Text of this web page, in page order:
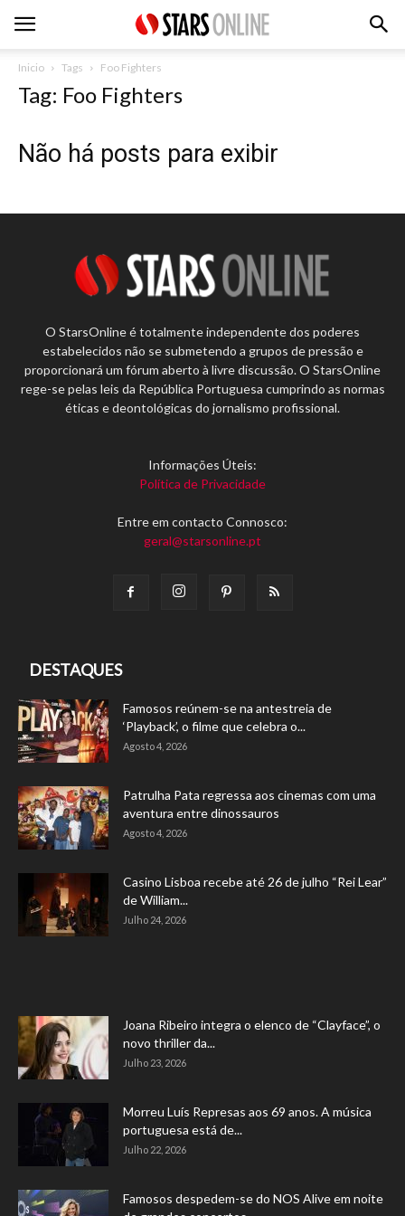
Inicio Tags Foo Fighters
Tag: Foo Fighters
Não há posts para exibir
O StarsOnline é totalmente independente dos poderes
estabelecidos não se submetendo a grupos de pressão e
proporcionará um fórum aberto à livre discussão. O StarsOnline
rege-se pelas leis da República Portuguesa cumprindo as normas
éticas e deontológicas do jornalismo profissional.
Informações Úteis:
Política de Privacidade
Entre em contacto Connosco:
geral@starsonline.pt
DESTAQUES
Famosos reúnem-se na antestreia de
‘Playback’, o filme que celebra o...
Agosto 4, 2026
Patrulha Pata regressa aos cinemas com uma
aventura entre dinossauros
Agosto 4, 2026
Casino Lisboa recebe até 26 de julho “Rei Lear”
de William...
Julho 24, 2026
Joana Ribeiro integra o elenco de “Clayface”, o
novo thriller da...
Julho 23, 2026
Morreu Luís Represas aos 69 anos. A música
portuguesa está de...
Julho 22, 2026
Famosos despedem-se do NOS Alive em noite